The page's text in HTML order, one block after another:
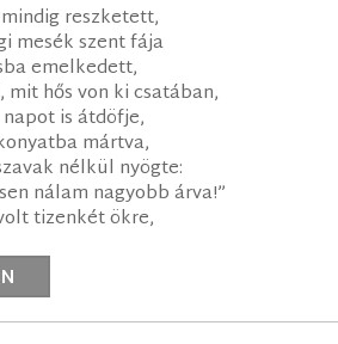
reszketett,
mesék szent fája
emelkedett,
mit hős von ki csatában,
is átdöfje,
mártva,
nélkül nyögte:
nálam nagyobb árva!”
tizenkét ökre,